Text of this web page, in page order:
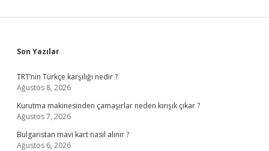
Sidebar
Son Yazılar
TRT’nin Türkçe karşılığı nedir ?
Ağustos 8, 2026
Kurutma makinesinden çamaşırlar neden kırışık çıkar ?
Ağustos 7, 2026
Bulgaristan mavi kart nasıl alınır ?
Ağustos 6, 2026